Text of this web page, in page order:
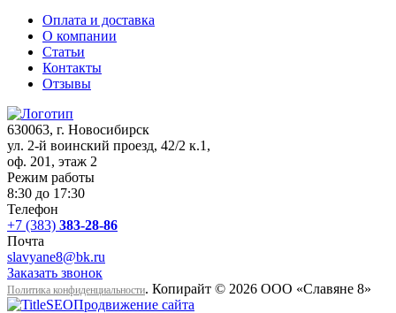
Оплата и доставка
О компании
Статьи
Контакты
Отзывы
630063, г. Новосибирск
ул. 2-й воинский проезд, 42/2 к.1 ,
оф. 201, этаж 2
Режим работы
8:30 до 17:30
Телефон
+7 (383) 383-28-86
Почта
slavyane8@bk.ru
Заказать звонок
Политика конфиденциальности. Копирайт © 2026 ООО «Cлавяне 8»
Продвижение сайта